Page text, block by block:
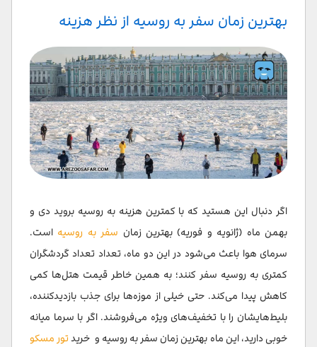
بهترین زمان سفر به روسیه از نظر هزینه
اگر دنبال این هستید که با کمترین هزینه به روسیه بروید دی و
بهمن ماه (ژانویه و فوریه) بهترین زمان سفر به روسیه است.
سرمای هوا باعث می‌شود در این دو ماه، تعداد تعداد گردشگران
کمتری به روسیه سفر کنند؛ به همین خاطر قیمت هتل‌ها کمی
کاهش پیدا می‌کند. حتی خیلی از موزه‌ها برای جذب بازدیدکننده،
بلیط‌هایشان را با تخفیف‌های ویژه می‌فروشند. اگر با سرما میانه
خوبی دارید، این ماه بهترین زمان سفر به روسیه و خرید تور مسکو